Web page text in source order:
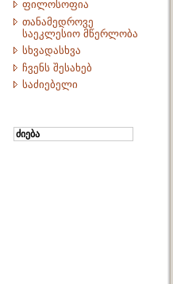
ფილოსოფია
თანამედროვე
საეკლესიო მწერლობა
სხვადასხვა
ჩვენს შესახებ
საძიებელი